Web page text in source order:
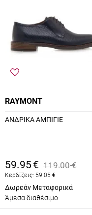
RAYMONT
ΑΝΔΡΙΚΑ ΑΜΠΙΓΙΕ
59.95 € 119.00 €
Κερδίζεις: 59.05 €
Δωρεάν Μεταφορικά
Άμεσα διαθέσιμο